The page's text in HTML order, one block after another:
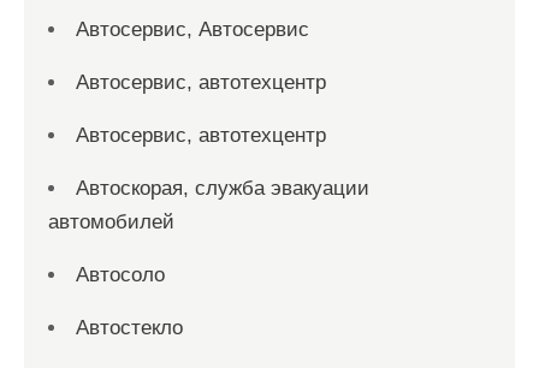
Автосервис, Автосервис
Автосервис, автотехцентр
Автосервис, автотехцентр
Автоскорая, служба эвакуации
автомобилей
Автосоло
Автостекло